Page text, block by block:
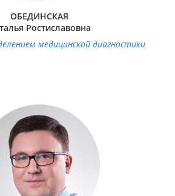
об аккредитации специалиста:
и общественное здоровье
26.02.2025.
ОБЕДИНСКАЯ
Ростиславовна
медицинской диагностики
государственный университет им.
Ломоносова, 2005.
Врач-рентгенолог.
медицинских наук, профессор РАН,
корреспондент РАН
Стаж работы:20 лет.
о повышении квалификации по
15.05.2024.